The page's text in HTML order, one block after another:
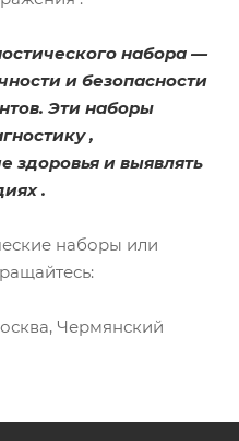
набора —
и безопасности
Эти наборы
,
здоровья и выявлять
.
наборы или
Чермянский